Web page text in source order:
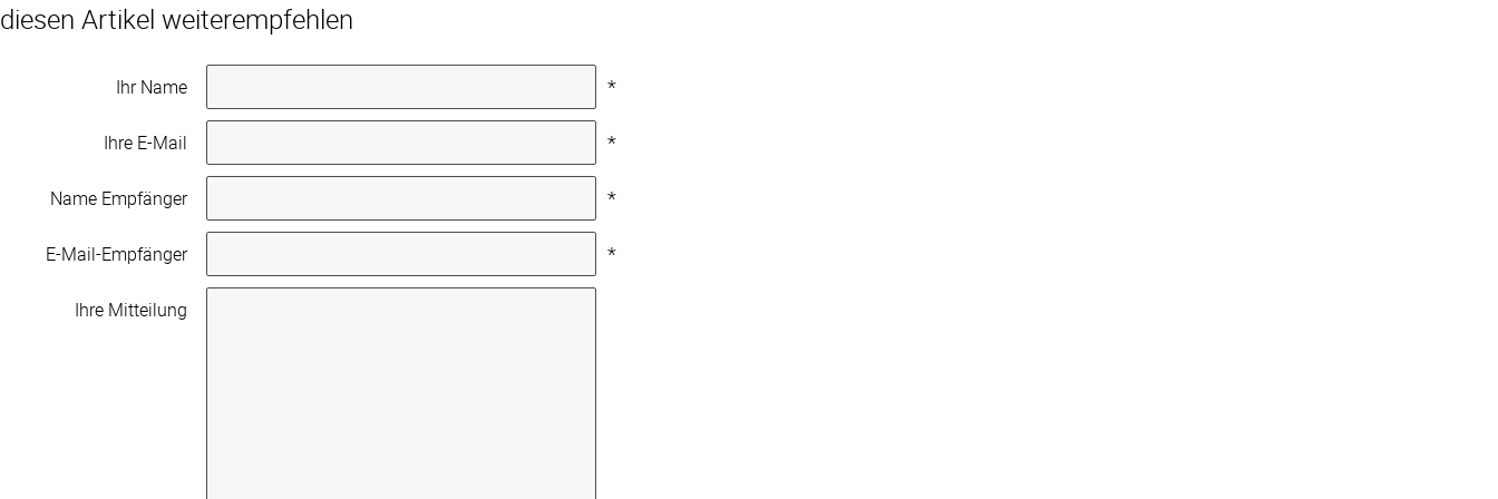
diesen Artikel weiterempfehlen
Ihr Name *
Ihre E-Mail *
Name Empfänger *
E-Mail-Empfänger *
Ihre Mitteilung